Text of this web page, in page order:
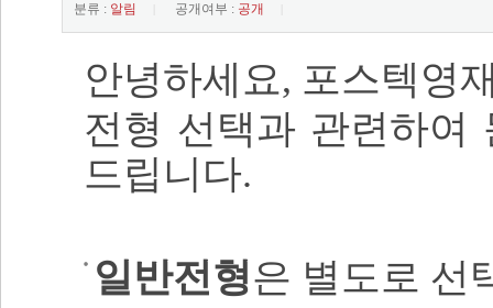
분류 : 알림 공개여부 : 공개
안녕하세요, 포스텍영
전형 선택과 관련하여
드립니다.
일반전형은 별도로 선